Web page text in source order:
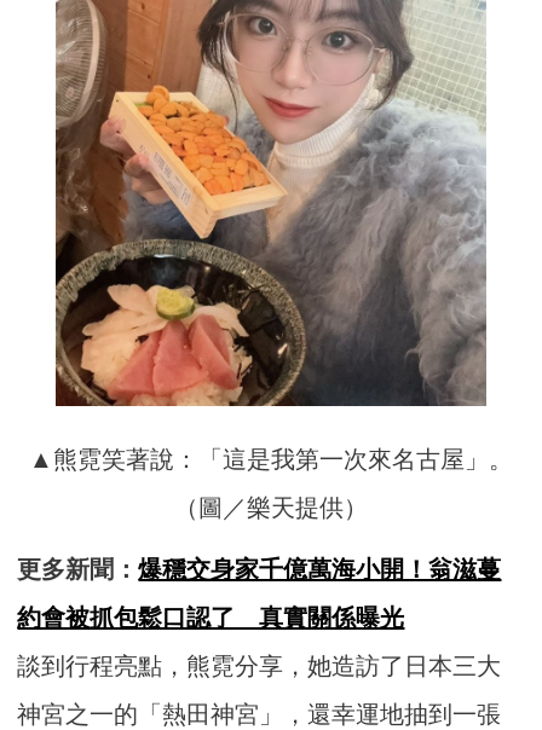
▲熊霓笑著說：「這是我第一次來名古屋」。
（圖／樂天提供）
更多新聞：爆穩交身家千億萬海小開！翁滋蔓
約會被抓包鬆口認了 真實關係曝光
談到行程亮點，熊霓分享，她造訪了日本三大
神宮之一的「熱田神宮」，還幸運地抽到一張